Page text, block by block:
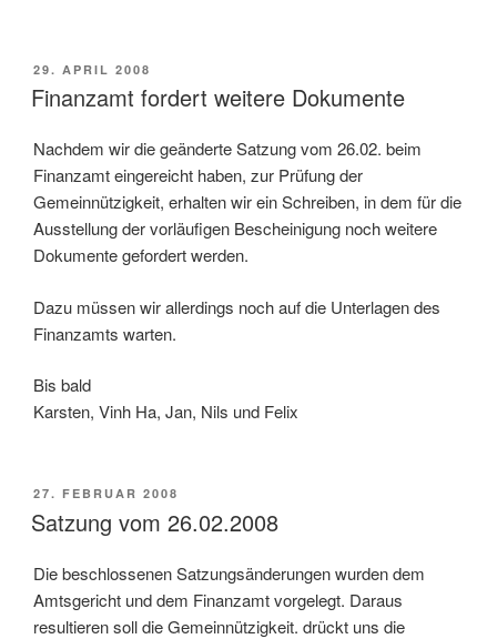
VERÖFFENTLICHT
AM
29. APRIL 2008
Finanzamt fordert weitere Dokumente
Nachdem wir die geänderte Satzung vom 26.02. beim
Finanzamt eingereicht haben, zur Prüfung der
Gemeinnützigkeit, erhalten wir ein Schreiben, in dem für die
Ausstellung der vorläufigen Bescheinigung noch weitere
Dokumente gefordert werden.
Dazu müssen wir allerdings noch auf die Unterlagen des
Finanzamts warten.
Bis bald
Karsten, Vinh Ha, Jan, Nils und Felix
VERÖFFENTLICHT
AM
27. FEBRUAR 2008
Satzung vom 26.02.2008
Die beschlossenen Satzungsänderungen wurden dem
Amtsgericht und dem Finanzamt vorgelegt. Daraus
resultieren soll die Gemeinnützigkeit. drückt uns die